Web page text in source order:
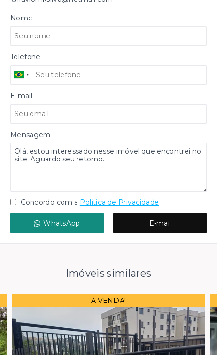
Nome
Telefone
E-mail
Mensagem
Concordo com a Política de Privacidade
WhatsApp E-mail
Imóveis similares
A VENDA!